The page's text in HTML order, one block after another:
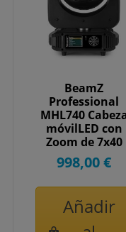
BeamZ
Professional
MHL740
móvilLED con
Zoom de 7x40
vatios
998,00 €
Añadir